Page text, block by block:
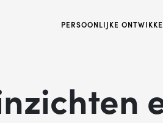
PERSOONLIJKE